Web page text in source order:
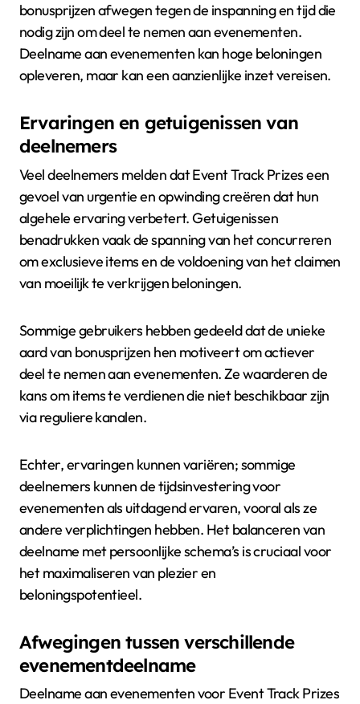
bonusprijzen afwegen tegen de inspanning en tijd die
nodig zijn om deel te nemen aan evenementen.
Deelname aan evenementen kan hoge beloningen
opleveren, maar kan een aanzienlijke inzet vereisen.
Ervaringen en getuigenissen van
deelnemers
Veel deelnemers melden dat Event Track Prizes een
gevoel van urgentie en opwinding creëren dat hun
algehele ervaring verbetert. Getuigenissen
benadrukken vaak de spanning van het concurreren
om exclusieve items en de voldoening van het claimen
van moeilijk te verkrijgen beloningen.
Sommige gebruikers hebben gedeeld dat de unieke
aard van bonusprijzen hen motiveert om actiever
deel te nemen aan evenementen. Ze waarderen de
kans om items te verdienen die niet beschikbaar zijn
via reguliere kanalen.
Echter, ervaringen kunnen variëren; sommige
deelnemers kunnen de tijdsinvestering voor
evenementen als uitdagend ervaren, vooral als ze
andere verplichtingen hebben. Het balanceren van
deelname met persoonlijke schema’s is cruciaal voor
het maximaliseren van plezier en
beloningspotentieel.
Afwegingen tussen verschillende
evenementdeelname
Deelname aan evenementen voor Event Track Prizes